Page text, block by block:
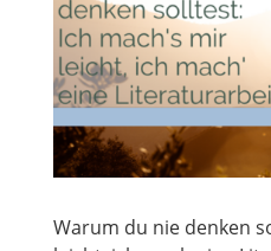
Warum du nie denken